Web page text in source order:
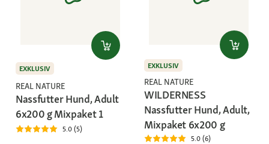
EXKLUSIV
REAL NATURE
Nassfutter Hund, Adult
6x200 g Mixpaket 1
5.0 (5)
EXKLUSIV
REAL NATURE
WILDERNESS
Nassfutter Hund, Adult,
Mixpaket 6x200 g
5.0 (6)